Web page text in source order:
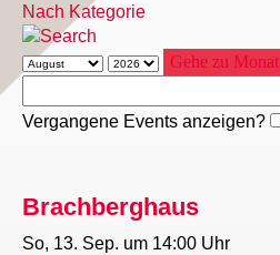
Brachberghaus
So, 13. Sep. um 14:00 Uhr
Nach Kategorie
Gehe zu Monat
Vergangene Events anzeigen?